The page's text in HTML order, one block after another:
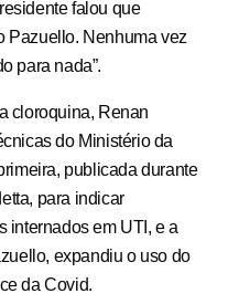
falou que
Pazuello. Nenhuma vez
para nada”.
cloroquina, Renan
do Ministério da
publicada durante
para indicar
internados em UTI, e a
expandiu o uso do
da Covid.